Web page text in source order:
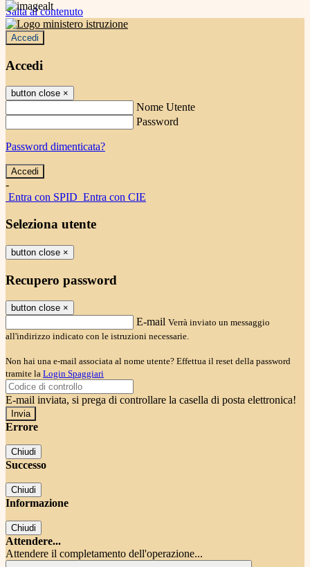
Salta al contenuto
Accedi
Accedi
button close ×
Nome Utente
Password
Password dimenticata?
-
Entra con SPID Entra con CIE
Seleziona utente
button close ×
Recupero password
button close ×
E-mail Verrà inviato un messaggio
all'indirizzo indicato con le istruzioni necessarie.
Non hai una e-mail associata al nome utente? Effettua il reset della password
tramite la Login Spaggiari
E-mail inviata, si prega di controllare la casella di posta elettronica!
Errore
Chiudi
Successo
Chiudi
Informazione
Chiudi
Attendere...
Attendere il completamento dell'operazione...